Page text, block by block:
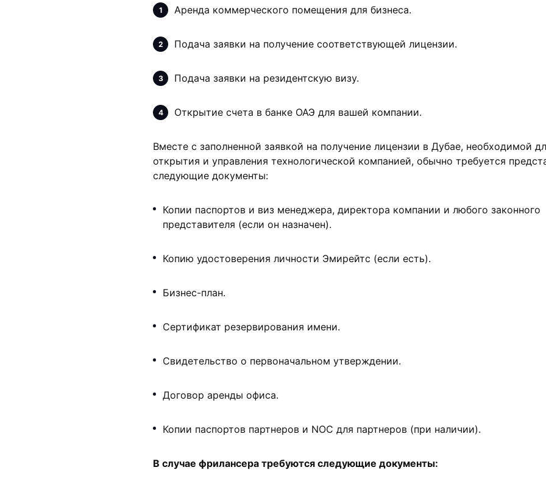
Аренда коммерческого помещения для бизнеса.
Подача заявки на получение соответствующей лицензии.
Подача заявки на резидентскую визу.
Открытие счета в банке ОАЭ для вашей компании.
Вместе с заполненной заявкой на получение лицензии в Дубае, необходимой
открытия и управления технологической компанией, обычно требуется
следующие документы:
Копии паспортов и виз менеджера, директора компании и любого законного
представителя (если он назначен).
Копию удостоверения личности Эмирейтс (если есть).
Бизнес-план.
Сертификат резервирования имени.
Свидетельство о первоначальном утверждении.
Договор аренды офиса.
Копии паспортов партнеров и NOC для партнеров (при наличии).
В случае фрилансера требуются следующие документы: